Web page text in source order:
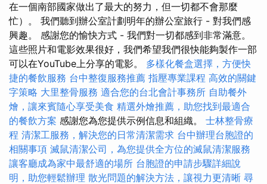
在一個南部國家做出了最大的努力，但一切都不會那麼
忙）。 我們聽到辦公室計劃明年的辦公室旅行 - 對我們感
興趣。 感謝您的愉快方式 - 我們對一切都感到非常滿意。
這些照片和電影效果很好，我們希望我們很快能夠製作一部
可以在YouTube上分享的電影。 多樣化餐盒選擇，方便快
捷的餐飲服務 台中整復服務推薦 指壓專業課程 高效的關鍵
字策略 大里整骨服務 適合您的台北會計事務所 自助餐外
燴，讓來賓隨心享受美食 精選外燴推薦，助您找到最適合
的餐飲方案 感謝您為您提供示例信息和組織。 士林整骨療
程 清潔工服務，解決您的日常清潔需求 台中辦理台胞證的
相關事項 滅鼠清潔公司，為您提供全方位的滅鼠清潔服務
讓客廳成為家中最舒適的場所 台胞證的申請步驟詳細說
明，助您輕鬆辦理 散光問題的解決方法，讓視力更清晰 尋